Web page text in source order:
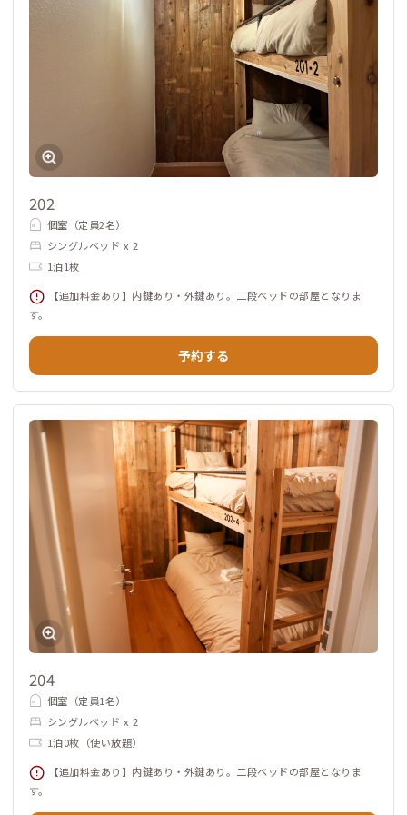
202
個室（定員2名）
シングルベッド x 2
1泊1枚
【追加料金あり】内鍵あり・外鍵あり。二段ベッドの部屋となりま
す。
予約する
204
個室（定員1名）
シングルベッド x 2
1泊0枚（使い放題）
【追加料金あり】内鍵あり・外鍵あり。二段ベッドの部屋となりま
す。